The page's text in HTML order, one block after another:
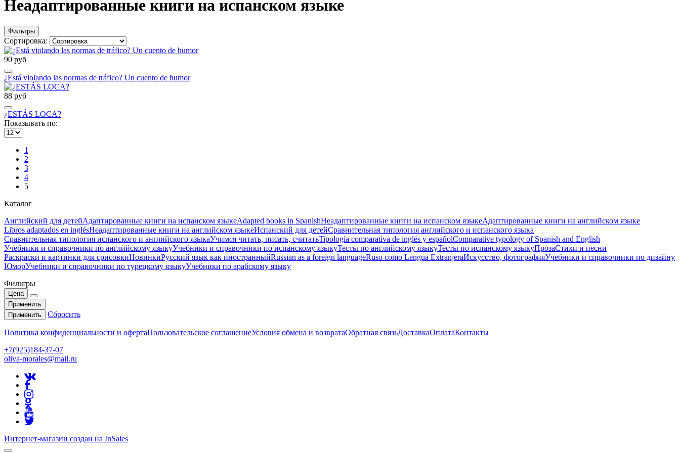
Неадаптированные книги на испанском языке
Фильтры
Сортировка:
90 руб
¿Está violando las normas de tráfico? Un cuento de humor
88 руб
¿ESTÁS LOCA?
Показывать по:
1
2
3
4
5
Каталог
Английский для детейАдаптированные книги на испанском языкеAdapted books in SpanishНеадаптированные книги на испанском языкеАдаптированные книги на английском языке
Libros adaptados en inglésНеадаптированные книги на английском языкеИспанский для детейСравнительная типология английского и испанского языка
Сравнительная типология испанского и английского языкаУчимся читать, писать, считатьTipología comparativa de inglés y españolComparative typology of Spanish and English
Учебники и справочники по английскому языкуУчебники и справочники по испанскому языкуТесты по английскому языкуТесты по испанскому языкуПрозаСтихи и песни
Раскраски и картинки для срисовкиНовинкиРусский язык как иностранныйRussian as a foreign languageRuso como Lengua ExtranjeraИскусство, фотографияУчебники и справочники по дизайну
ЮморУчебники и справочники по турецкому языкуУчебники по арабскому языку
Фильтры
Цена
Применить
Применить
Сбросить
Политика конфиденциальности и офертаПользовательское соглашениеУсловия обмена и возвратаОбратная связьДоставкаОплатаКонтакты
+7(925)184-37-07
oliva-morales@mail.ru
Интернет-магазин создан на InSales